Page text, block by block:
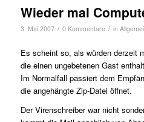
Wieder mal
3. Mai 2007 / 0 Kommentare / in
Es scheint so, als würden derzeit
die einen ungebetenen Gast
Im Normalfall passiert dem
die angehängte Zip-Datei öffnet.
Der Virenschreiber war nicht